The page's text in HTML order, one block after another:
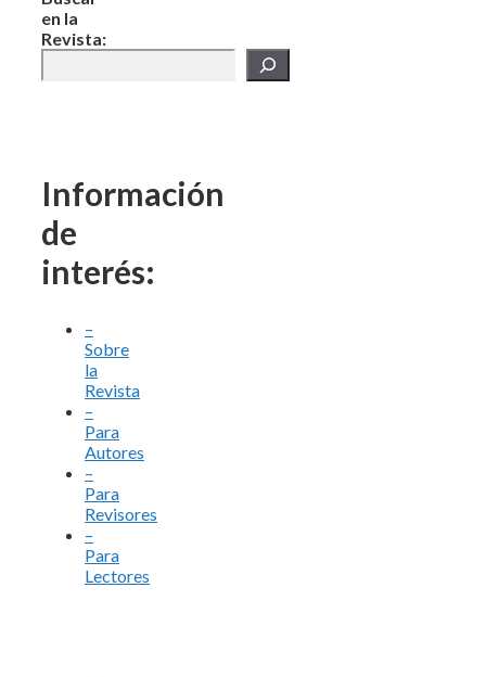
en la
Revista:
Información
de
interés:
–
Sobre
la
Revista
–
Para
Autores
–
Para
Revisores
–
Para
Lectores